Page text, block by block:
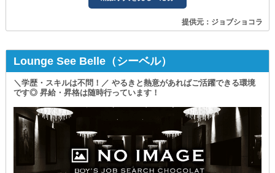
提供元：ジョブショコラ
Lounge See Belle（シーベル）
＼学歴・スキルは不問！／ やるきと熱意があればご活躍できる環境
です◎ 昇給・昇格は随時行っています！